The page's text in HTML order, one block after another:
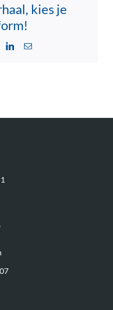
kies je
LinkedInEmail